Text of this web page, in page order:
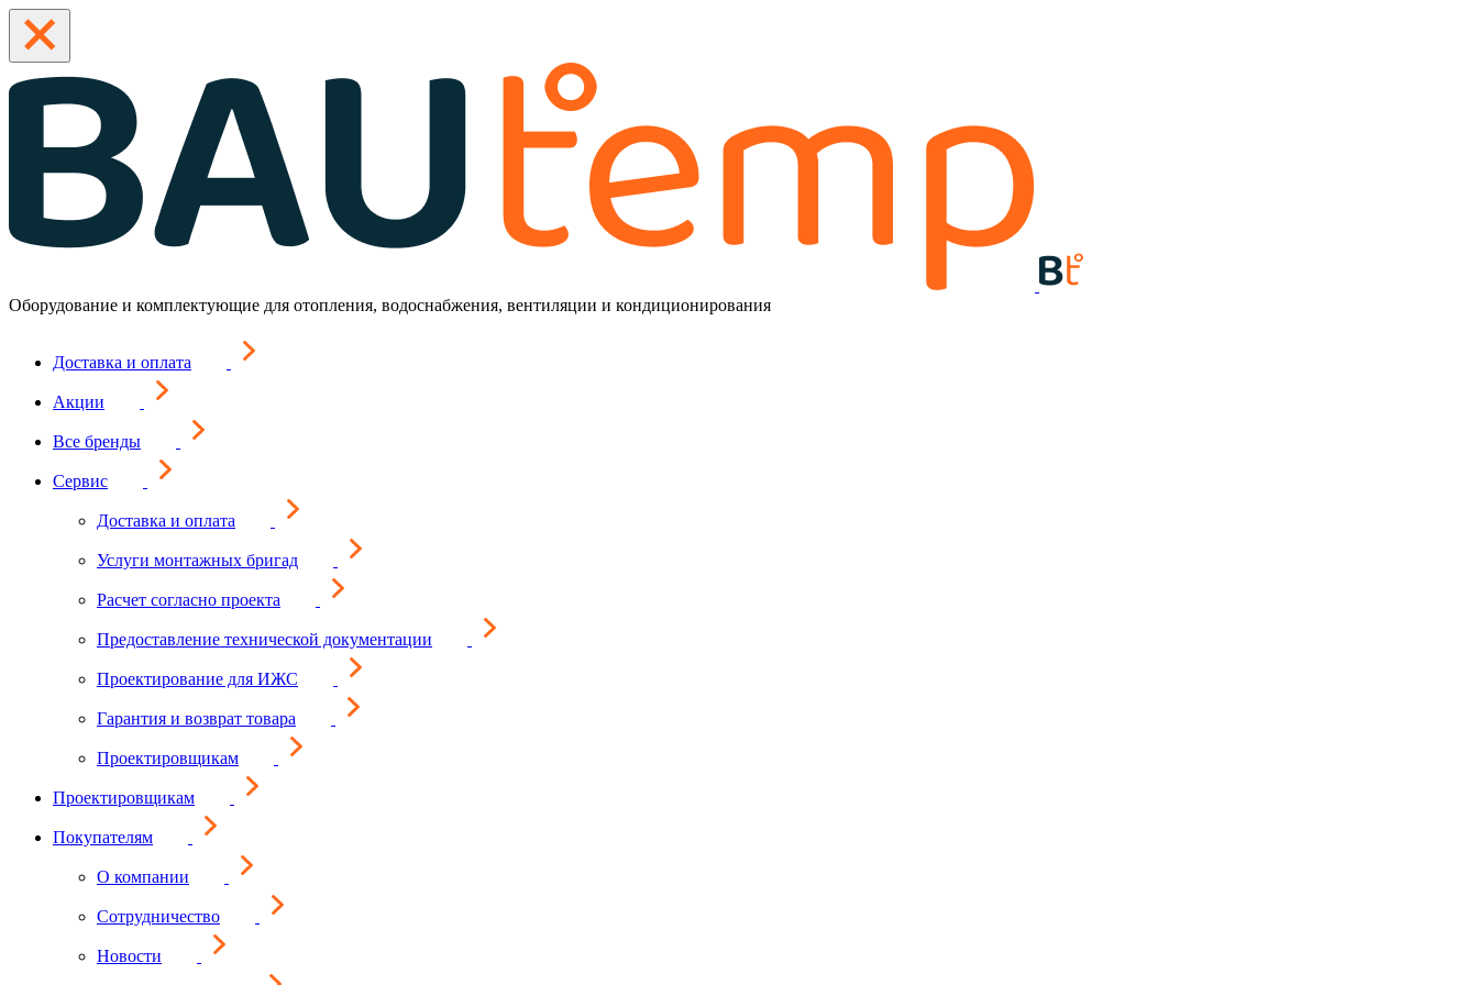
Оборудование и комплектующие для отопления, водоснабжения, вентиляции и кондиционирования
Доставка и оплата
Акции
Все бренды
Сервис
Доставка и оплата
Услуги монтажных бригад
Расчет согласно проекта
Предоставление технической документации
Проектирование для ИЖС
Гарантия и возврат товара
Проектировщикам
Проектировщикам
Покупателям
О компании
Сотрудничество
Новости